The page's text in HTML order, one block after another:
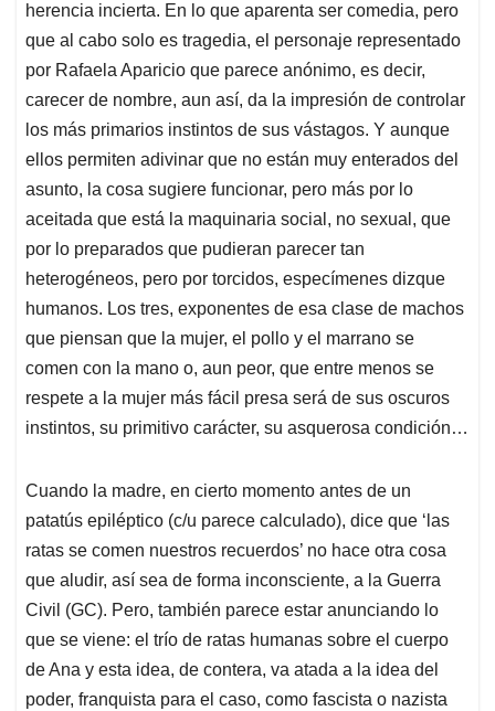
herencia incierta. En lo que aparenta ser comedia, pero
que al cabo solo es tragedia, el personaje representado
por Rafaela Aparicio que parece anónimo, es decir,
carecer de nombre, aun así, da la impresión de controlar
los más primarios instintos de sus vástagos. Y aunque
ellos permiten adivinar que no están muy enterados del
asunto, la cosa sugiere funcionar, pero más por lo
aceitada que está la maquinaria social, no sexual, que
por lo preparados que pudieran parecer tan
heterogéneos, pero por torcidos, especímenes dizque
humanos. Los tres, exponentes de esa clase de machos
que piensan que la mujer, el pollo y el marrano se
comen con la mano o, aun peor, que entre menos se
respete a la mujer más fácil presa será de sus oscuros
instintos, su primitivo carácter, su asquerosa condición…
Cuando la madre, en cierto momento antes de un
patatús epiléptico (c/u parece calculado), dice que ‘las
ratas se comen nuestros recuerdos’ no hace otra cosa
que aludir, así sea de forma inconsciente, a la Guerra
Civil (GC). Pero, también parece estar anunciando lo
que se viene: el trío de ratas humanas sobre el cuerpo
de Ana y esta idea, de contera, va atada a la idea del
poder, franquista para el caso, como fascista o nazista